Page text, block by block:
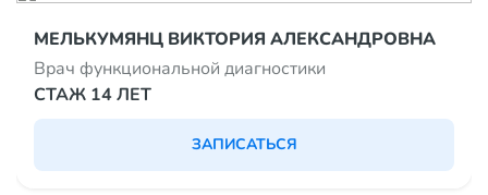
МЕЛЬКУМЯНЦ ВИКТОРИЯ АЛЕКСАНДРОВНА
Врач функциональной диагностики
СТАЖ 14 ЛЕТ
ЗАПИСАТЬСЯ